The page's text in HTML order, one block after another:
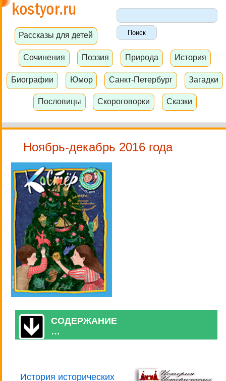
Рассказы для детей
Сочинения Поэзия Природа История
Биографии Юмор Санкт-Петербург Загадки
Пословицы Скороговорки Сказки
Ноябрь-декабрь 2016 года
СОДЕРЖАНИЕ
…
История исторических